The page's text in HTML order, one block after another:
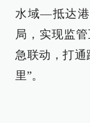
水域—抵达港
局，实现监
急联动，打通
里”。